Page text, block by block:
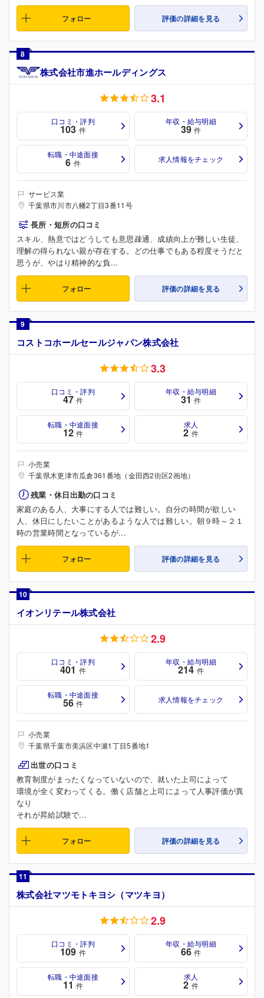
フォロー 評価の詳細を見る
8
株式会社市進ホールディングス
3.1
口コミ・評判
103 件
年収・給与明細
39 件
転職・中途面接
6 件 求人情報をチェック
サービス業
千葉県市川市八幡2丁目3番11号
長所・短所の口コミ
スキル、熱意ではどうしても意思疎通、成績向上が難しい生徒、
理解の得られない親が存在する。どの仕事でもある程度そうだと
思うが、やはり精神的な負...
フォロー 評価の詳細を見る
9
コストコホールセールジャパン株式会社
3.3
口コミ・評判
47 件
年収・給与明細
31 件
転職・中途面接
12 件
求人
2 件
小売業
千葉県木更津市瓜倉361番地（金田西2街区2画地）
残業・休日出勤の口コミ
家庭のある人、大事にする人では難しい。自分の時間が欲しい
人、休日にしたいことがあるような人では難しい。朝９時～２１
時の営業時間となっているが...
フォロー 評価の詳細を見る
10
イオンリテール株式会社
2.9
口コミ・評判
401 件
年収・給与明細
214 件
転職・中途面接
56 件 求人情報をチェック
小売業
千葉県千葉市美浜区中瀬1丁目5番地1
出世の口コミ
教育制度がまったくなっていないので、就いた上司によって
環境が全く変わってくる。働く店舗と上司によって人事評価が異
なり
それが昇給試験で...
フォロー 評価の詳細を見る
11
株式会社マツモトキヨシ（マツキヨ）
2.9
口コミ・評判
109 件
年収・給与明細
66 件
転職・中途面接
11 件
求人
2 件